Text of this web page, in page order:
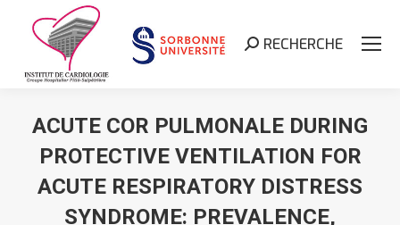
Search:
RECHERCHE
ACUTE COR PULMONALE DURING
PROTECTIVE VENTILATION FOR
ACUTE RESPIRATORY DISTRESS
SYNDROME: PREVALENCE,